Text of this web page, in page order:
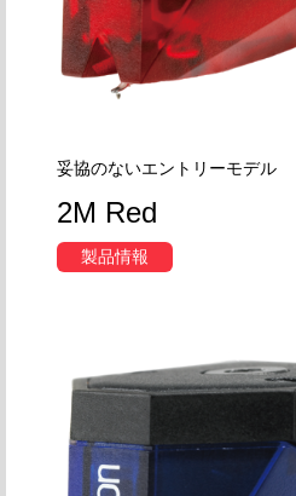
妥協のないエントリーモデル
2M Red
製品情報